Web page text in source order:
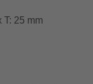
T: 25 mm